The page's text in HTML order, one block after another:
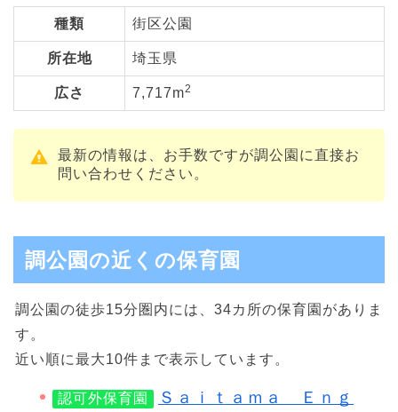
種類 街区公園
所在地 埼玉県
広さ 7,717m2
最新の情報は、お手数ですが調公園に直接お
問い合わせください。
調公園の近くの保育園
調公園の徒歩15分圏内には、34カ所の保育園がありま
す。
近い順に最大10件まで表示しています。
認可外保育園
Ｓａｉｔａｍａ Ｅｎｇ